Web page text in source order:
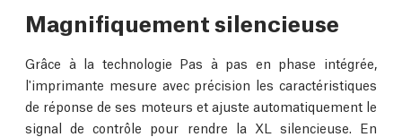
Magnifiquement silencieuse
Grâce à la technologie Pas à pas en phase intégrée,
l'imprimante mesure avec précision les caractéristiques
de réponse de ses moteurs et ajuste automatiquement le
signal de contrôle pour rendre la XL silencieuse. En